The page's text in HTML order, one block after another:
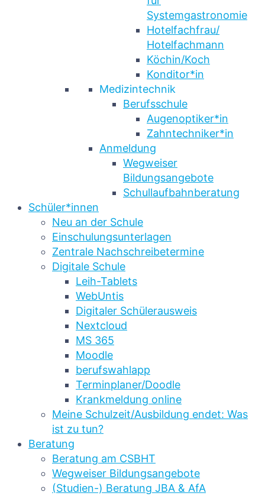
Systemgastronomie
Hotelfachfrau/
Hotelfachmann
Köchin/Koch
Konditor*in
Medizintechnik
Berufsschule
Augenoptiker*in
Zahntechniker*in
Anmeldung
Wegweiser
Bildungsangebote
Schullaufbahnberatung
Schüler*innen
Neu an der Schule
Einschulungsunterlagen
Zentrale Nachschreibetermine
Digitale Schule
Leih-Tablets
WebUntis
Digitaler Schülerausweis
Nextcloud
MS 365
Moodle
berufswahlapp
Terminplaner/Doodle
Krankmeldung online
Meine Schulzeit/Ausbildung endet: Was
ist zu tun?
Beratung
Beratung am CSBHT
Wegweiser Bildungsangebote
(Studien-) Beratung JBA & AfA